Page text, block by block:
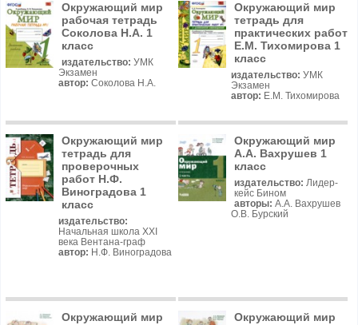
Окружающий мир
рабочая тетрадь
Соколова Н.А. 1
класс
издательство: УМК
Экзамен
автор: Соколова Н.А.
Окружающий мир
тетрадь для
практических работ
Е.М. Тихомирова 1
класс
издательство: УМК
Экзамен
автор: Е.М. Тихомирова
Окружающий мир
тетрадь для
проверочных
работ Н.Ф.
Виноградова 1
класс
издательство:
Начальная школа XXI
века Вентана-граф
автор: Н.Ф. Виноградова
Окружающий мир
А.А. Вахрушев 1
класс
издательство: Лидер-
кейс Бином
авторы: А.А. Вахрушев
О.В. Бурский
Окружающий мир
Окружающий мир